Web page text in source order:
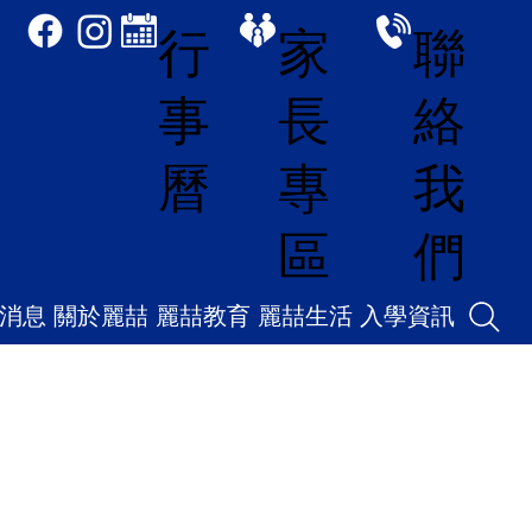
行
事
曆
家
長
專
區
聯
絡
我
們
息 關於麗喆 麗喆教育 麗喆生活 入學資訊